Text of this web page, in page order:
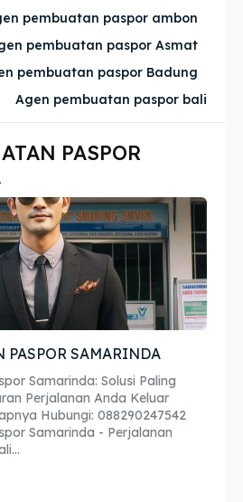
pembuatan paspor ambon
pembuatan paspor Asmat
pembuatan paspor Badung
Agen pembuatan paspor bali
PASPOR
PASPOR SAMARINDA
Samarinda: Solusi Paling
Perjalanan Anda Keluar
Hubungi: 088290247542
Samarinda - Perjalanan